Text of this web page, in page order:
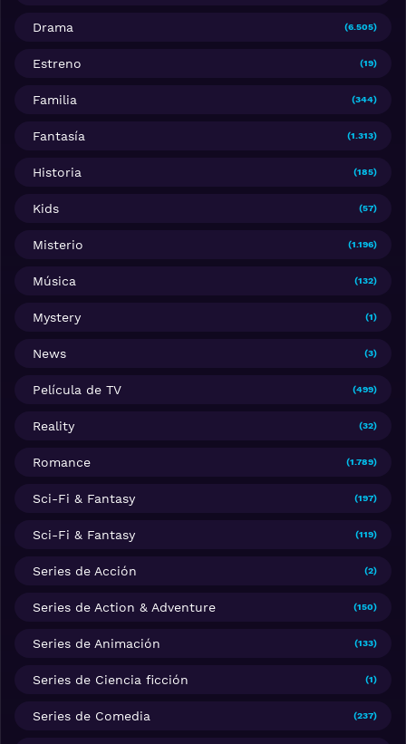
Drama (6.505)
Estreno (19)
Familia (344)
Fantasía (1.313)
Historia (185)
Kids (57)
Misterio (1.196)
Música (132)
Mystery (1)
News (3)
Película de TV (499)
Reality (32)
Romance (1.789)
Sci-Fi & Fantasy (197)
Sci-Fi & Fantasy (119)
Series de Acción (2)
Series de Action & Adventure (150)
Series de Animación (133)
Series de Ciencia ficción (1)
Series de Comedia (237)